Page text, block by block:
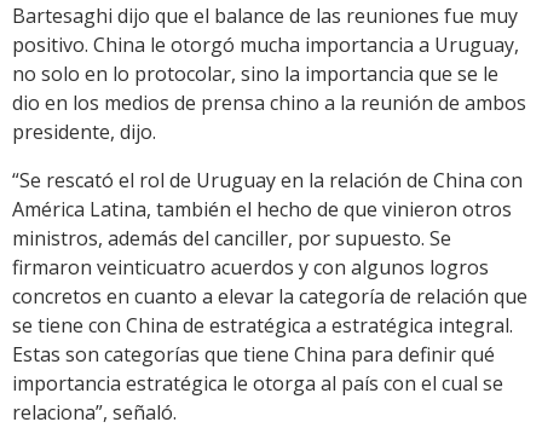
Bartesaghi dijo que el balance de las reuniones fue muy
positivo. China le otorgó mucha importancia a Uruguay,
no solo en lo protocolar, sino la importancia que se le
dio en los medios de prensa chino a la reunión de ambos
presidente, dijo.
“Se rescató el rol de Uruguay en la relación de China con
América Latina, también el hecho de que vinieron otros
ministros, además del canciller, por supuesto. Se
firmaron veinticuatro acuerdos y con algunos logros
concretos en cuanto a elevar la categoría de relación que
se tiene con China de estratégica a estratégica integral.
Estas son categorías que tiene China para definir qué
importancia estratégica le otorga al país con el cual se
relaciona”, señaló.